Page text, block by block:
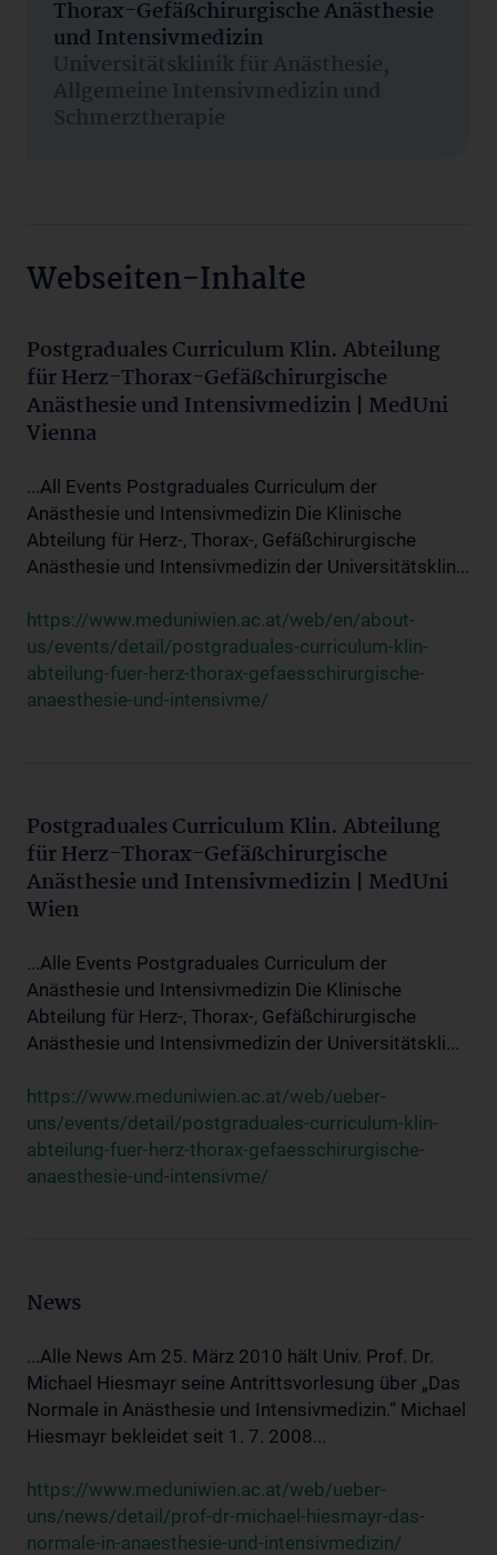
Thorax-Gefäßchirurgische Anästhesie
und Intensivmedizin
Universitätsklinik für Anästhesie,
Allgemeine Intensivmedizin und
Schmerztherapie
Webseiten-Inhalte
Postgraduales Curriculum Klin. Abteilung
für Herz-Thorax-Gefäßchirurgische
Anästhesie und Intensivmedizin | MedUni
Vienna
...All Events Postgraduales Curriculum der
Anästhesie und Intensivmedizin Die Klinische
Abteilung für Herz-, Thorax-, Gefäßchirurgische
Anästhesie und Intensivmedizin der Universitätsklin...
https://www.meduniwien.ac.at/web/en/about-
us/events/detail/postgraduales-curriculum-klin-
abteilung-fuer-herz-thorax-gefaesschirurgische-
anaesthesie-und-intensivme/
Postgraduales Curriculum Klin. Abteilung
für Herz-Thorax-Gefäßchirurgische
Anästhesie und Intensivmedizin | MedUni
Wien
...Alle Events Postgraduales Curriculum der
Anästhesie und Intensivmedizin Die Klinische
Abteilung für Herz-, Thorax-, Gefäßchirurgische
Anästhesie und Intensivmedizin der Universitätskli...
https://www.meduniwien.ac.at/web/ueber-
uns/events/detail/postgraduales-curriculum-klin-
abteilung-fuer-herz-thorax-gefaesschirurgische-
anaesthesie-und-intensivme/
News
...Alle News Am 25. März 2010 hält Univ. Prof. Dr.
Michael Hiesmayr seine Antrittsvorlesung über „Das
Normale in Anästhesie und Intensivmedizin.“ Michael
Hiesmayr bekleidet seit 1. 7. 2008...
https://www.meduniwien.ac.at/web/ueber-
uns/news/detail/prof-dr-michael-hiesmayr-das-
normale-in-anaesthesie-und-intensivmedizin/